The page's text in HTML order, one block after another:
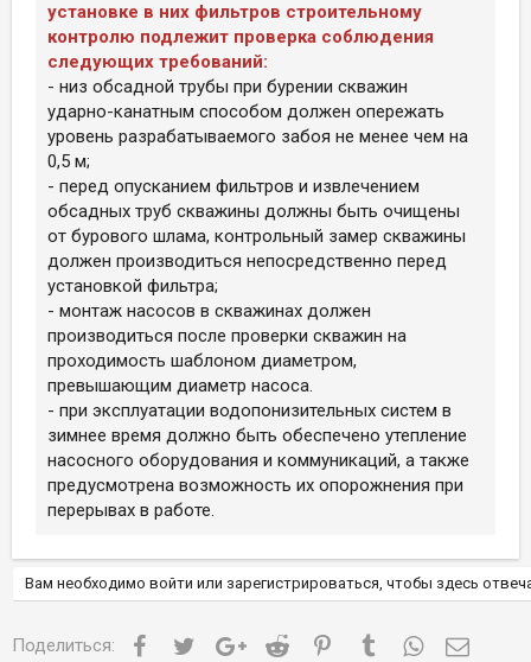
установке в них фильтров строительному
контролю подлежит проверка соблюдения
следующих требований:
- низ обсадной трубы при бурении скважин
ударно-канатным способом должен опережать
уровень разрабатываемого забоя не менее чем на
0,5 м;
- перед опусканием фильтров и извлечением
обсадных труб скважины должны быть очищены
от бурового шлама, контрольный замер скважины
должен производиться непосредственно перед
установкой фильтра;
- монтаж насосов в скважинах должен
производиться после проверки скважин на
проходимость шаблоном диаметром,
превышающим диаметр насоса.
- при эксплуатации водопонизительных систем в
зимнее время должно быть обеспечено утепление
насосного оборудования и коммуникаций, а также
предусмотрена возможность их опорожнения при
перерывах в работе.
Вам необходимо войти или зарегистрироваться, чтобы здесь
Поделиться: FacebookTwitterGoogle+Reddit PinterestTumblrWhatsApp